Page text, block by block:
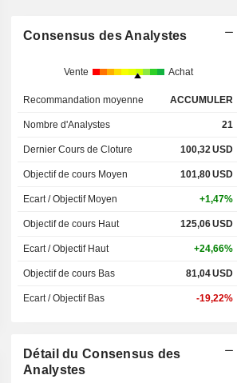
Consensus des Analystes
Vente Achat
Recommandation moyenne ACCUMULER
Nombre d'Analystes 21
Dernier Cours de Cloture 100,32USD
Objectif de cours Moyen 101,80USD
Ecart / Objectif Moyen +1,47%
Objectif de cours Haut 125,06USD
Ecart / Objectif Haut +24,66%
Objectif de cours Bas 81,04USD
Ecart / Objectif Bas -19,22%
Détail du Consensus des
Analystes